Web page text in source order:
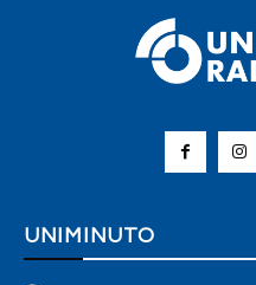
UNIMINUTO